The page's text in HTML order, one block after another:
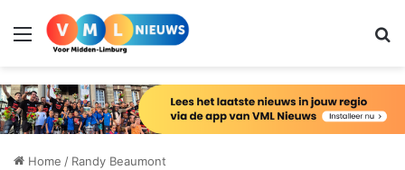
Menu
Home / Randy Beaumont